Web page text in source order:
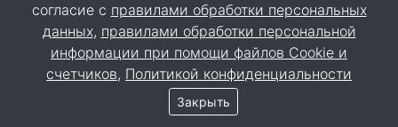
согласие с правилами обработки персональных
данных, правилами обработки персональной
информации при помощи файлов Cookie и
счетчиков, Политикой конфиденциальности
Закрыть